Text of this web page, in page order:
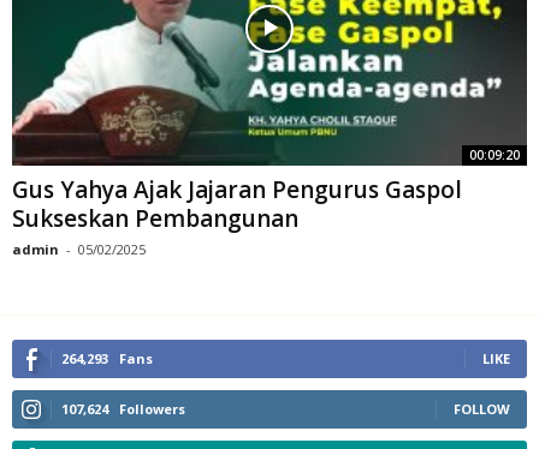
00:09:20
Gus Yahya Ajak Jajaran Pengurus Gaspol
Sukseskan Pembangunan
admin - 05/02/2025
264,293 Fans LIKE
107,624 Followers FOLLOW